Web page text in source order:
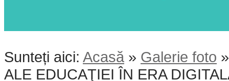
Sunteți aici: Acasă » Galerie foto
ALE EDUCAŢIEI ÎN ERA